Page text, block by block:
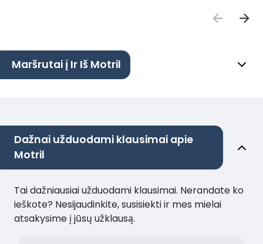
Maršrutai į Ir Iš Motril
Dažnai užduodami klausimai apie
Motril
Tai dažniausiai užduodami klausimai. Nerandate ko
ieškote? Nesijaudinkite, susisiekti ir mes mielai
atsakysime į jūsų užklausą.